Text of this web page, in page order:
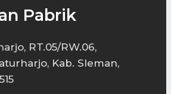
Pabrik
RT.05/RW.06,
Kab. Sleman,